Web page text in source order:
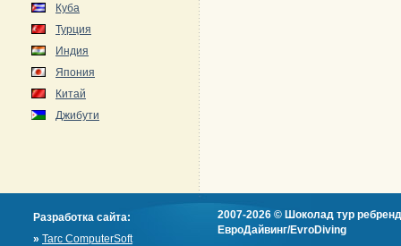
Куба
Турция
Индия
Япония
Китай
Джибути
Разработка сайта:
» Tarc ComputerSoft
2007-2026 © Шоколад тур
ЕвроДайвинг/EvroDiving